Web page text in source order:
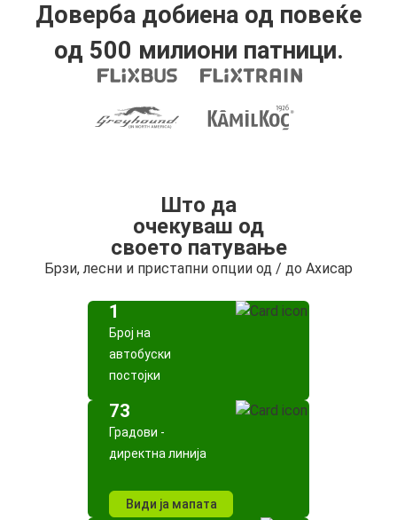
Доверба добиена од повеќе
од 500 милиони патници.
Што да
очекуваш од
своето патување
Брзи, лесни и пристапни опции од / до Ахисар
1
Број на
автобуски
постојки
73
Градови -
директна линија
Види ја мапата